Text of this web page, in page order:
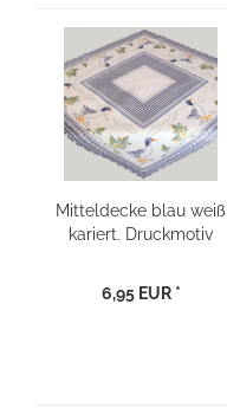
Mitteldecke blau weiß
kariert, Druckmotiv
6,95 EUR *